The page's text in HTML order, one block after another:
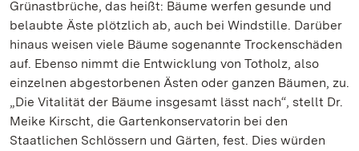
Grünastbrüche, das heißt: Bäume werfen gesunde und
belaubte Äste plötzlich ab, auch bei Windstille. Darüber
hinaus weisen viele Bäume sogenannte Trockenschäden
auf. Ebenso nimmt die Entwicklung von Totholz, also
einzelnen abgestorbenen Ästen oder ganzen Bäumen, zu.
„Die Vitalität der Bäume insgesamt lässt nach“, stellt Dr.
Meike Kirscht, die Gartenkonservatorin bei den
Staatlichen Schlössern und Gärten, fest. Dies würden